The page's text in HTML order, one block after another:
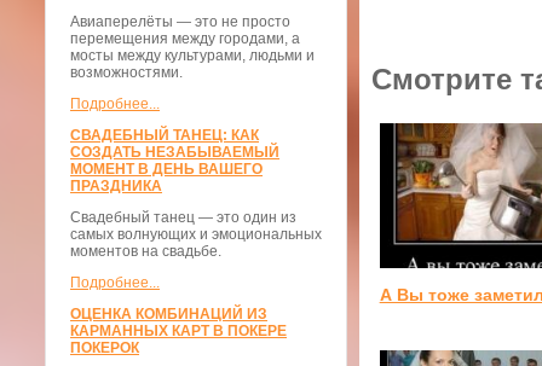
Авиаперелёты — это не просто
перемещения между городами, а
мосты между культурами, людьми и
возможностями.
Подробнее...
СВАДЕБНЫЙ ТАНЕЦ: КАК
СОЗДАТЬ НЕЗАБЫВАЕМЫЙ
МОМЕНТ В ДЕНЬ ВАШЕГО
ПРАЗДНИКА
Свадебный танец — это один из
самых волнующих и эмоциональных
моментов на свадьбе.
Подробнее...
ОЦЕНКА КОМБИНАЦИЙ ИЗ
КАРМАННЫХ КАРТ В ПОКЕРЕ
ПОКЕРОК
Смотрите
А Вы тоже